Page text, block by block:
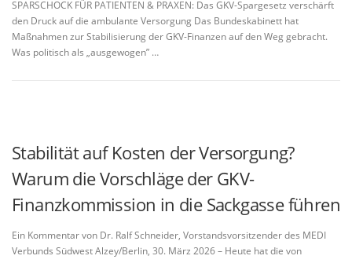
SPARSCHOCK FÜR PATIENTEN & PRAXEN: Das GKV-Spargesetz verschärft
den Druck auf die ambulante Versorgung Das Bundeskabinett hat
Maßnahmen zur Stabilisierung der GKV-Finanzen auf den Weg gebracht.
Was politisch als „ausgewogen” …
Stabilität auf Kosten der Versorgung?
Warum die Vorschläge der GKV-
Finanzkommission in die Sackgasse führen
Ein Kommentar von Dr. Ralf Schneider, Vorstandsvorsitzender des MEDI
Verbunds Südwest Alzey/Berlin, 30. März 2026 – Heute hat die von